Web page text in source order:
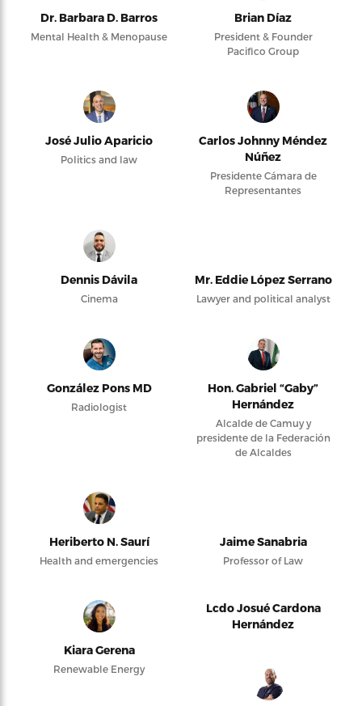
Dr. Barbara D. Barros
Mental Health & Menopause
Brian Díaz
President & Founder
Pacifico Group
José Julio Aparicio
Politics and law
Carlos Johnny Méndez
Núñez
Presidente Cámara de
Representantes
Dennis Dávila
Cinema
Mr. Eddie López Serrano
Lawyer and political analyst
González Pons MD
Radiologist
Hon. Gabriel “Gaby”
Hernández
Alcalde de Camuy y
presidente de la Federación
de Alcaldes
Heriberto N. Saurí
Health and emergencies
Jaime Sanabria
Professor of Law
Kiara Gerena
Renewable Energy
Lcdo Josué Cardona
Hernández